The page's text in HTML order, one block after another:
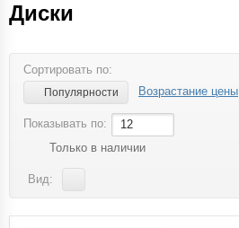
Диски
Сортировать по:
Популярности Возрастание цены
Показывать по:
12
Только в наличии
Вид: